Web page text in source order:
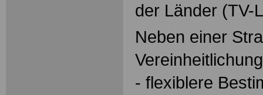
der Länder (TV-
Neben einer
- flexiblere